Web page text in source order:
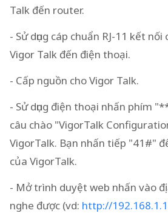
Talk đến router.
- Sử dụng cáp chuẩn RJ-11 kết
Vigor Talk đến điện thoại.
- Cấp nguồn cho Vigor Talk.
- Sử dụng điện thoại nhấn phím
câu chào "VigorTalk
VigorTalk. Bạn nhấn tiếp "41#"
của VigorTalk.
- Mở trình duyệt web nhấn vào
nghe được (vd: http://